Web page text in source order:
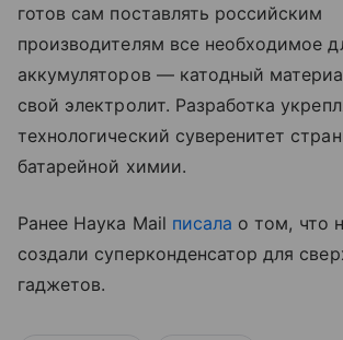
готов сам поставлять российским
производителям все необходимое
аккумуляторов — катодный
свой электролит. Разработка
технологический суверенитет
батарейной химии.
Ранее Наука Mail писала о том, что
создали суперконденсатор для
гаджетов.